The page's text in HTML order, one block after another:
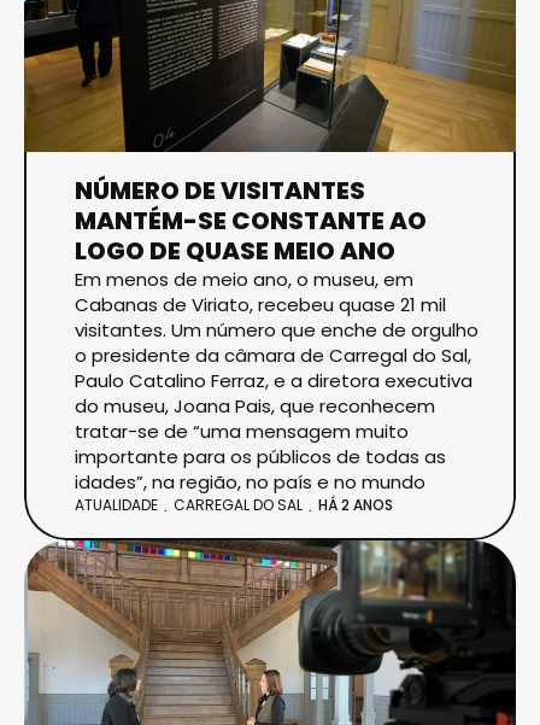
NÚMERO DE VISITANTES
MANTÉM-SE CONSTANTE AO
LOGO DE QUASE MEIO ANO
Em menos de meio ano, o museu, em
Cabanas de Viriato, recebeu quase 21 mil
visitantes. Um número que enche de orgulho
o presidente da câmara de Carregal do Sal,
Paulo Catalino Ferraz, e a diretora executiva
do museu, Joana Pais, que reconhecem
tratar-se de “uma mensagem muito
importante para os públicos de todas as
idades”, na região, no país e no mundo
ATUALIDADE CARREGAL DO SAL HÁ 2 ANOS